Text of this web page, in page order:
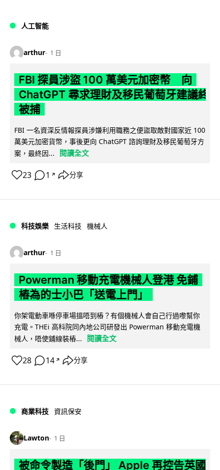
人工智能
arthur 1 日
FBI 探員涉盜 100 萬美元加密幣 向
ChatGPT 尋求理財及移民葡萄牙建議終
被捕
FBI 一名資深反情報探員涉嫌利用職務之便盜取敵對國家近 100
萬美元加密貨幣，事後更向 ChatGPT 諮詢理財及移民葡萄牙方
案，最終因...
閱讀全文
23 1 ↗ 分享
科技娛樂 生活科技 機械人
arthur 1 日
Powerman 移動充電機械人登港 免鋪
樁為的士小巴「送電上門」
你架電動車喺停車場搵唔到樁？有個機械人會自己行過嚟幫你
充電。THEi 高科院同內地公司研發出 Powerman 移動充電機
械人，唔使鋪線裝樁...
閱讀全文
28 14 ↗ 分享
商業科技 資訊保安
Lawton 1 日
被命令製造「後門」 Apple 再控告英國